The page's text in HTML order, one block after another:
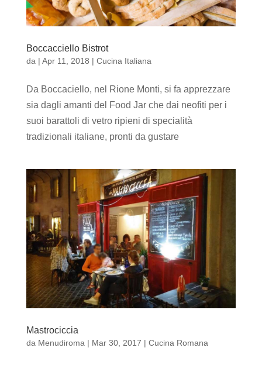
Boccacciello Bistrot
da | Apr 11, 2018 | Cucina Italiana
Da Boccaciello, nel Rione Monti, si fa apprezzare
sia dagli amanti del Food Jar che dai neofiti per i
suoi barattoli di vetro ripieni di specialità
tradizionali italiane, pronti da gustare
Mastrociccia
da Menudiroma | Mar 30, 2017 | Cucina Romana